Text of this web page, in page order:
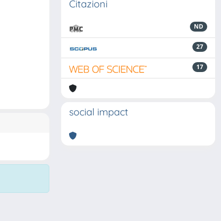
Citazioni
ND
27
17
social impact